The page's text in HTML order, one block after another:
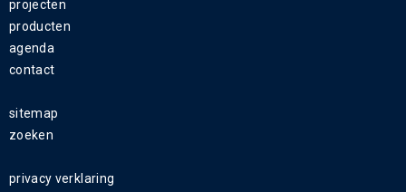
projecten
producten
agenda
contact
sitemap
zoeken
privacy verklaring